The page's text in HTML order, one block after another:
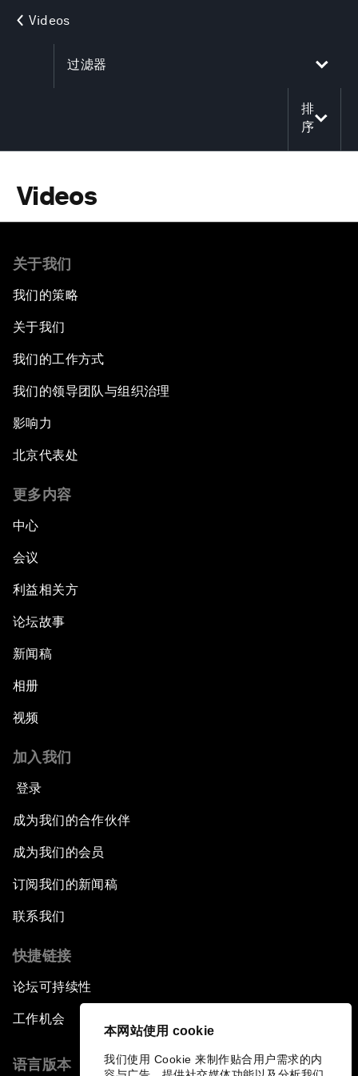
本网站使用 cookie
我们使用 Cookie 来制作贴合用户需求的内
Videos
过滤器
排
序
Videos
关于我们
我们的策略
关于我们
我们的工作方式
我们的领导团队与组织治理
影响力
北京代表处
更多内容
中心
会议
利益相关方
论坛故事
新闻稿
相册
视频
加入我们
登录
成为我们的合作伙伴
成为我们的会员
订阅我们的新闻稿
联系我们
快捷链接
论坛可持续性
工作机会
语言版本